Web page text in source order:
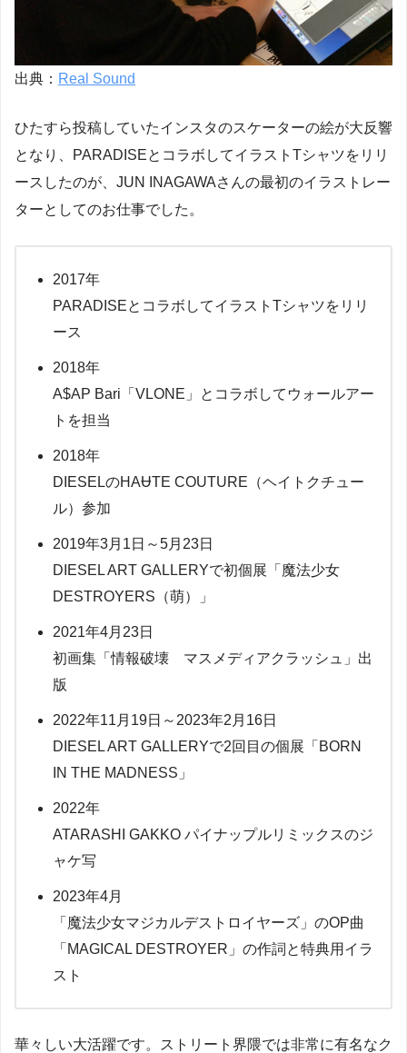
出典： Real Sound
ひたすら投稿していたインスタのスケーターの絵が大反響
となり、PARADISEとコラボしてイラストTシャツをリリ
ースしたのが、JUN INAGAWAさんの最初のイラストレー
ターとしてのお仕事でした。
2017年
PARADISEとコラボしてイラストTシャツをリリ
ース
2018年
A$AP Bari「VLONE」とコラボしてウォールアー
トを担当
2018年
DIESELのHAɄTE COUTURE（ヘイトクチュー
ル）参加
2019年3月1日～5月23日
DIESEL ART GALLERYで初個展「魔法少女
DESTROYERS（萌）」
2021年4月23日
初画集「情報破壊 マスメディアクラッシュ」出
版
2022年11月19日～2023年2月16日
DIESEL ART GALLERYで2回目の個展「BORN
IN THE MADNESS」
2022年
ATARASHI GAKKO パイナップルリミックスのジ
ャケ写
2023年4月
「魔法少女マジカルデストロイヤーズ」のOP曲
「MAGICAL DESTROYER」の作詞と特典用イラ
スト
華々しい大活躍です。ストリート界隈では非常に有名なク